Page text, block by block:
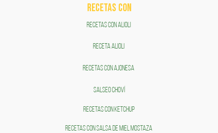
RECETAS COn
RECETAS CON ALIOLI
RECETA ALIOLI
RECETAS CON AJONESA
SALSEO CHOVÍ
RECETAS CON KETCHUP
RECETAS CON SALSA DE MIEL MOSTAZA